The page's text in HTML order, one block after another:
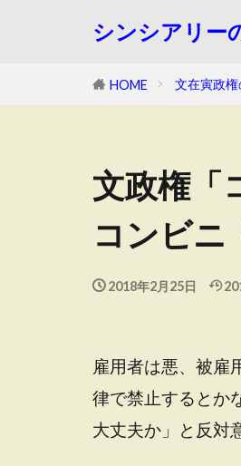
シンシアリー
HOME 文在寅政
文政権「
コンビニ
2018年2月25日
雇用者は悪、被雇
律で禁止するとか
大丈夫か」と反対